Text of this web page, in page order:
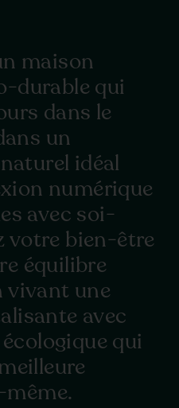
maison
durable qui
dans le
un
idéal
numérique
avec soi-
votre bien-être
équilibre
vivant une
avec
qui